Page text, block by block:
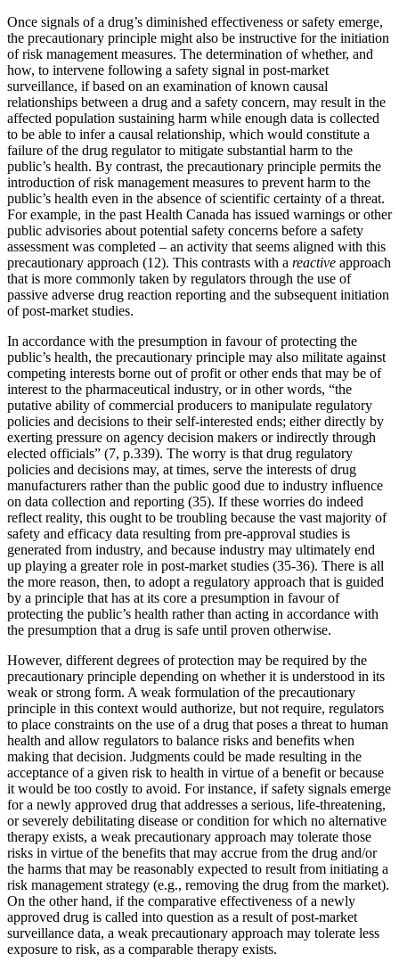
Once signals of a drug’s diminished effectiveness or safety emerge,
the precautionary principle might also be instructive for the initiation
of risk management measures. The determination of whether, and
how, to intervene following a safety signal in post-market
surveillance, if based on an examination of known causal
relationships between a drug and a safety concern, may result in the
affected population sustaining harm while enough data is collected
to be able to infer a causal relationship, which would constitute a
failure of the drug regulator to mitigate substantial harm to the
public’s health. By contrast, the precautionary principle permits the
introduction of risk management measures to prevent harm to the
public’s health even in the absence of scientific certainty of a threat.
For example, in the past Health Canada has issued warnings or other
public advisories about potential safety concerns before a safety
assessment was completed – an activity that seems aligned with this
precautionary approach (12). This contrasts with a reactive approach
that is more commonly taken by regulators through the use of
passive adverse drug reaction reporting and the subsequent initiation
of post-market studies.
In accordance with the presumption in favour of protecting the
public’s health, the precautionary principle may also militate against
competing interests borne out of profit or other ends that may be of
interest to the pharmaceutical industry, or in other words, “the
putative ability of commercial producers to manipulate regulatory
policies and decisions to their self-interested ends; either directly by
exerting pressure on agency decision makers or indirectly through
elected officials” (7, p.339). The worry is that drug regulatory
policies and decisions may, at times, serve the interests of drug
manufacturers rather than the public good due to industry influence
on data collection and reporting (35). If these worries do indeed
reflect reality, this ought to be troubling because the vast majority of
safety and efficacy data resulting from pre-approval studies is
generated from industry, and because industry may ultimately end
up playing a greater role in post-market studies (35-36). There is all
the more reason, then, to adopt a regulatory approach that is guided
by a principle that has at its core a presumption in favour of
protecting the public’s health rather than acting in accordance with
the presumption that a drug is safe until proven otherwise.
However, different degrees of protection may be required by the
precautionary principle depending on whether it is understood in its
weak or strong form. A weak formulation of the precautionary
principle in this context would authorize, but not require, regulators
to place constraints on the use of a drug that poses a threat to human
health and allow regulators to balance risks and benefits when
making that decision. Judgments could be made resulting in the
acceptance of a given risk to health in virtue of a benefit or because
it would be too costly to avoid. For instance, if safety signals emerge
for a newly approved drug that addresses a serious, life-threatening,
or severely debilitating disease or condition for which no alternative
therapy exists, a weak precautionary approach may tolerate those
risks in virtue of the benefits that may accrue from the drug and/or
the harms that may be reasonably expected to result from initiating a
risk management strategy (e.g., removing the drug from the market).
On the other hand, if the comparative effectiveness of a newly
approved drug is called into question as a result of post-market
surveillance data, a weak precautionary approach may tolerate less
exposure to risk, as a comparable therapy exists.